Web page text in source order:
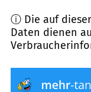
ⓘ Die auf
Daten dienen